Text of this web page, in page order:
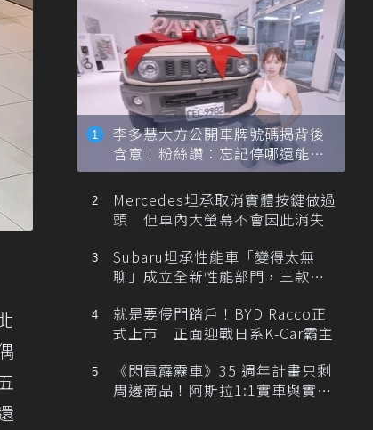
李多慧大方公開車牌號碼揭背後
含意！粉絲讚：忘記停哪還能幫
忙找車
Mercedes坦承取消實體按鍵做過
頭 但車內大螢幕不會因此消失
Subaru坦承性能車「變得太無
聊」成立全新性能部門，三款手
就是要侵門踏戶！BYD Racco正
式上市 正面迎戰日系K-Car霸主
《閃電霹靂車》35 週年計畫只剩
周邊商品！阿斯拉1:1實車與實體